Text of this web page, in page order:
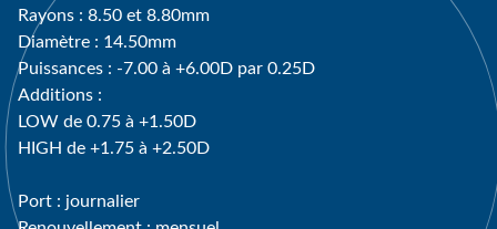
Rayons : 8.50 et 8.80mm
Diamètre : 14.50mm
Puissances : -7.00 à +6.00D par 0.25D
Additions :
LOW de 0.75 à +1.50D
HIGH de +1.75 à +2.50D
Port : journalier